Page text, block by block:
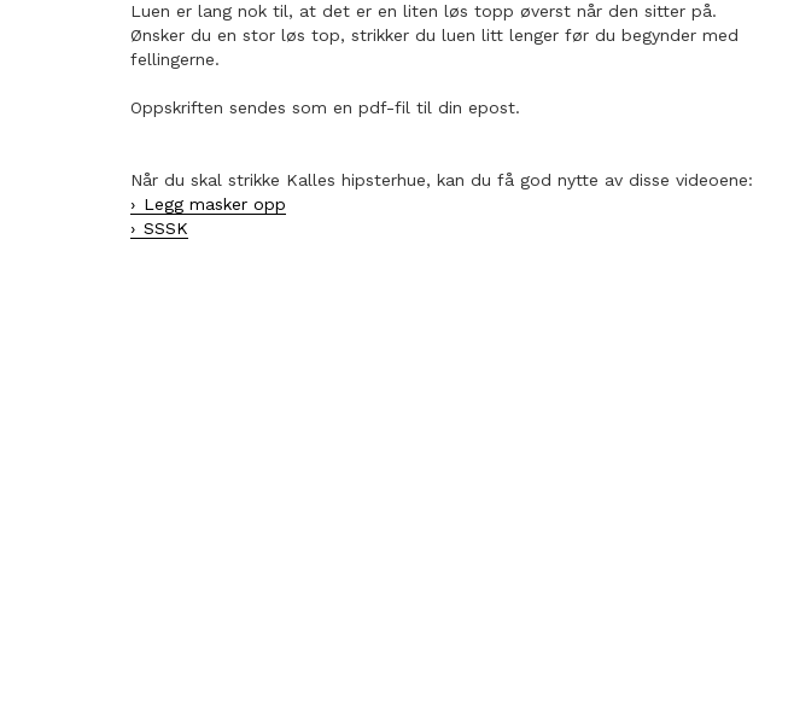
Luen er lang nok til, at det er en liten løs topp øverst når den sitter på.
Ønsker du en stor løs top, strikker du luen litt lenger før du begynder med
fellingerne.
Oppskriften sendes som en pdf-fil til din epost.
Når du skal strikke Kalles hipsterhue, kan du få god nytte av disse videoene:
Legg masker opp
SSSK